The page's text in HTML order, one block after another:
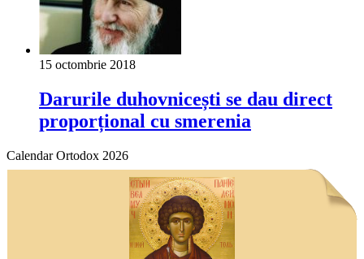
15 octombrie 2018
Darurile duhovnicești se dau direct
proporțional cu smerenia
Calendar Ortodox 2026